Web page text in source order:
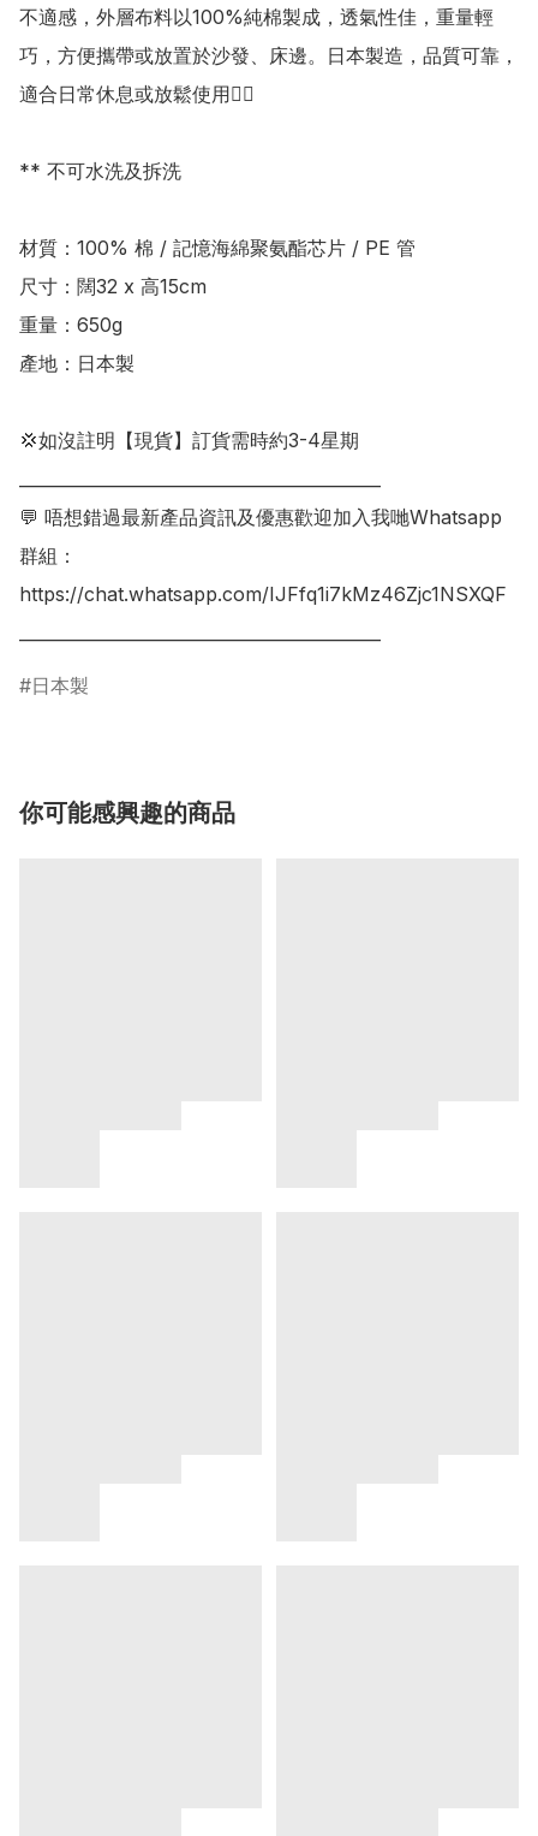
不適感，外層布料以100%純棉製成，透氣性佳，重量輕
巧，方便攜帶或放置於沙發、床邊。日本製造，品質可靠，
適合日常休息或放鬆使用👍🏻
** 不可水洗及拆洗
材質：100% 棉 / 記憶海綿聚氨酯芯片 / PE 管
尺寸：闊32 x 高15cm
重量：650g
產地：日本製
💢如沒註明【現貨】訂貨需時約3-4星期
💬 唔想錯過最新產品資訊及優惠歡迎加入我哋Whatsapp
群組：
https://chat.whatsapp.com/IJFfq1i7kMz46Zjc1NSXQF
日本製
你可能感興趣的商品